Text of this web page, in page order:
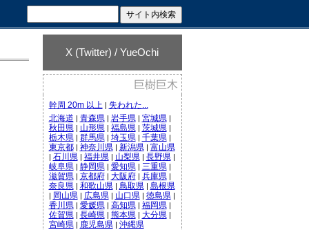
X (Twitter) / YueOchi
巨樹巨木
幹周 20m 以上 | 失われた...
北海道 | 青森県 | 岩手県 | 宮城県 |
秋田県 | 山形県 | 福島県 | 茨城県 |
栃木県 | 群馬県 | 埼玉県 | 千葉県 |
東京都| 神奈川県 | 新潟県 | 富山県
| 石川県 | 福井県 | 山梨県 | 長野県 |
岐阜県 | 静岡県 | 愛知県 | 三重県 |
滋賀県 | 京都府| 大阪府| 兵庫県 |
奈良県 | 和歌山県 | 鳥取県 | 島根県
| 岡山県 | 広島県 | 山口県 | 徳島県 |
香川県 | 愛媛県 | 高知県 | 福岡県 |
佐賀県 | 長崎県 | 熊本県 | 大分県 |
宮崎県 | 鹿児島県 | 沖縄県